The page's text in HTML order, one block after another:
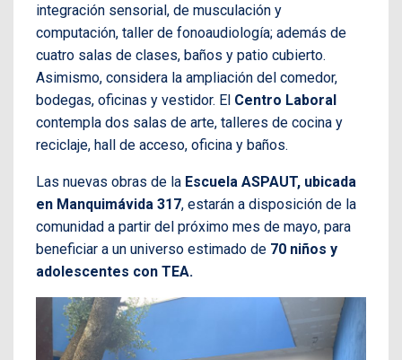
integración sensorial, de musculación y
computación, taller de fonoaudiología; además de
cuatro salas de clases, baños y patio cubierto.
Asimismo, considera la ampliación del comedor,
bodegas, oficinas y vestidor. El Centro Laboral
contempla dos salas de arte, talleres de cocina y
reciclaje, hall de acceso, oficina y baños.
Las nuevas obras de la Escuela ASPAUT, ubicada
en Manquimávida 317, estarán a disposición de la
comunidad a partir del próximo mes de mayo, para
beneficiar a un universo estimado de 70 niños y
adolescentes con TEA.